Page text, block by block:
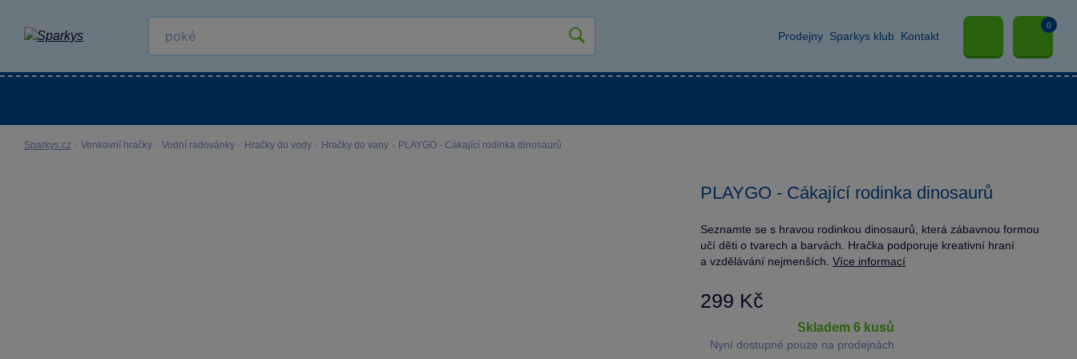
Prodejny Sparkys klub Kontakt
0
Sparkys.cz · Venkovní hračky · Vodní radovánky · Hračky do vody · Hračky do vany · PLAYGO - Cákající rodinka dinosaurů
PLAYGO - Cákající rodinka dinosaurů
Seznamte se s hravou rodinkou dinosaurů, která zábavnou formou
učí děti o tvarech a barvách. Hračka podporuje kreativní hraní
a vzdělávání nejmenších. Více informací
299 Kč
skladem 6 kusů
Nyní dostupné pouze na prodejnách